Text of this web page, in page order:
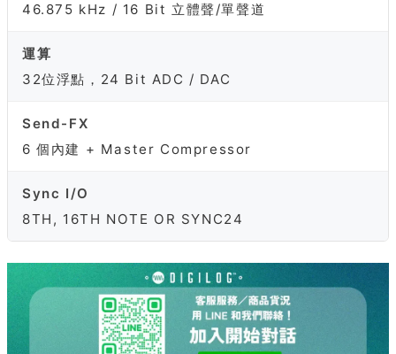
46.875 kHz / 16 Bit 立體聲/單聲道
運算
32位浮點，24 Bit ADC / DAC
Send-FX
6 個內建 + Master Compressor
Sync I/O
8TH, 16TH NOTE OR SYNC24